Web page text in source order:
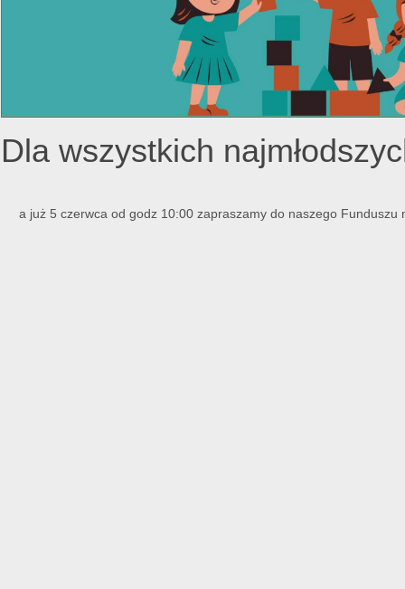
Dla wszystkich
a już 5 czerwca od godz 10:00 zapraszamy do naszego Funduszu